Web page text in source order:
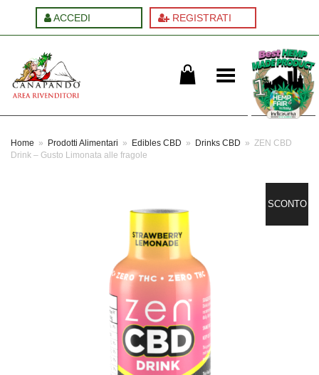
ACCEDI REGISTRATI
Cambia menu
Home » Prodotti Alimentari » Edibles CBD » Drinks CBD » ZEN CBD
Drink – Gusto Limonata alle fragole
SCONTO